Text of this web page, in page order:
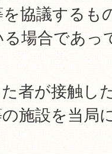
協議するも
場合であっ
た者が接触し
施設を当局